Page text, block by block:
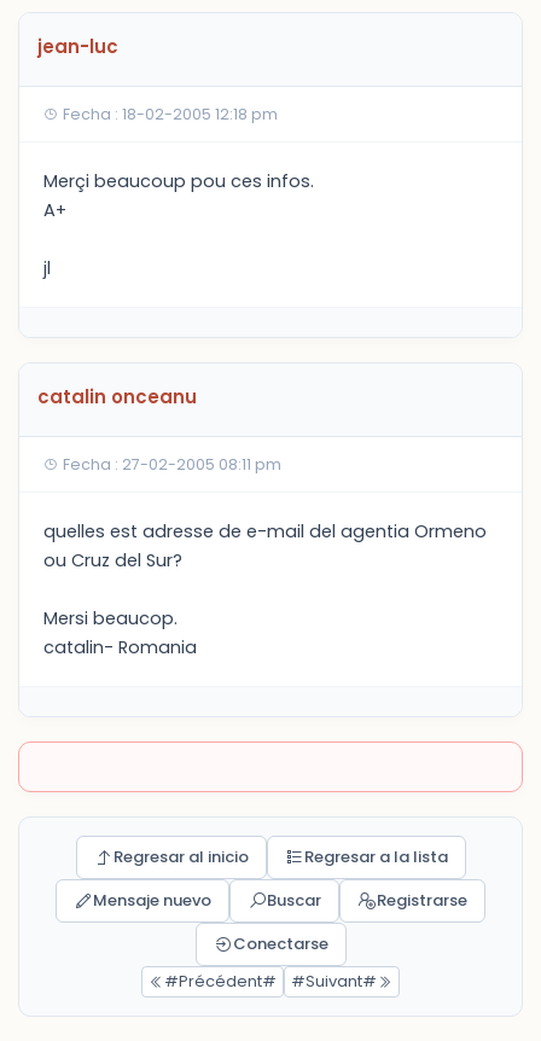
jean-luc
Fecha : 18-02-2005 12:18 pm
Merçi beaucoup pou ces infos.
A+
jl
catalin onceanu
Fecha : 27-02-2005 08:11 pm
quelles est adresse de e-mail del agentia Ormeno
ou Cruz del Sur?
Mersi beaucop.
catalin- Romania
Regresar al inicio
Regresar a la lista
Mensaje nuevo
Buscar
Registrarse
Conectarse
#Précédent#
#Suivant#